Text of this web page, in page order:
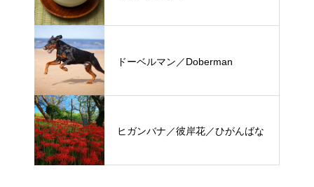
ドーベルマン／Doberman
ヒガンバナ／彼岸花／ひがんばな